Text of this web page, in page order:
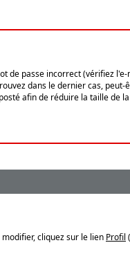
de passe incorrect (vérifiez
dans le dernier cas, peut-
afin de réduire la taille de
cliquez sur le lien Profil